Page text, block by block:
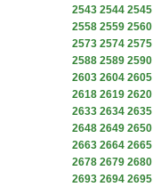
2543 2544 2545
2558 2559 2560
2573 2574 2575
2588 2589 2590
2603 2604 2605
2618 2619 2620
2633 2634 2635
2648 2649 2650
2663 2664 2665
2678 2679 2680
2693 2694 2695